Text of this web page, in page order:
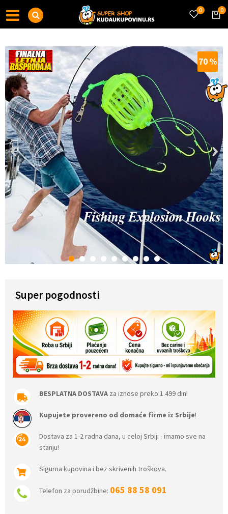
0
0
1 2 3 4 5 6 7 8 9
70%
Super pogodnosti
BESPLATNA DOSTAVA za iznose preko 1.499 din!
Kupujete provereno od domaće firme iz Srbije!
Dostava za 1-2 radna dana, u celoj Srbiji - imamo sve na
stanju!
Sigurna kupovina i bez skrivenih troškova.
Telefon za porudžbine: 065 88 58 091